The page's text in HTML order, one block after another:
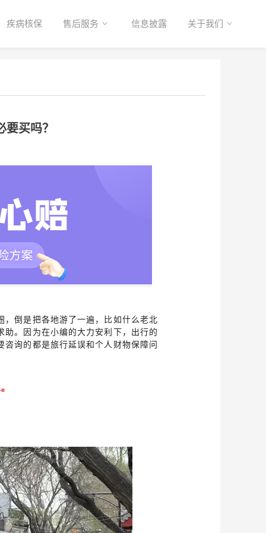
疾病核保 售后服务 信息披露 关于我们
买吗？
倒是把各地游了一遍，比如什么老北
。因为在小编的大力安利下，出行的
询的都是旅行延误和个人财物保障问